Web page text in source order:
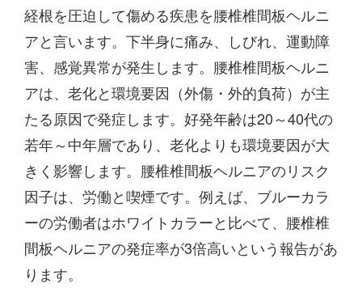
経根を圧迫して傷める疾患を腰椎椎間板ヘルニ
アと言います。下半身に痛み、しびれ、運動障
害、感覚異常が発生します。腰椎椎間板ヘルニ
アは、老化と環境要因（外傷・外的負荷）が主
たる原因で発症します。好発年齢は20～40代の
若年～中年層であり、老化よりも環境要因が大
きく影響します。腰椎椎間板ヘルニアのリスク
因子は、労働と喫煙です。例えば、ブルーカラ
ーの労働者はホワイトカラーと比べて、腰椎椎
間板ヘルニアの発症率が3倍高いという報告があ
ります。